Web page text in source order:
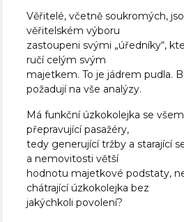
Věřitelé, včetně soukromých,
věřitelském výboru
zastoupeni svými „úředníky“,
ručí celým svým
majetkem. To je jádrem pudla.
požadují na vše analýzy.
Má funkční úzkokolejka se
přepravující pasažéry,
tedy generující tržby a starající
a nemovitosti větší
hodnotu majetkové podstaty,
chátrající úzkokolejka bez
jakýchkoli povolení?